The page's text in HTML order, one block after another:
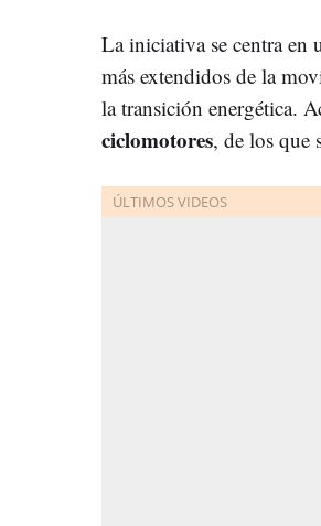
La iniciativa se centra en
más extendidos de la
la transición energética.
ciclomotores, de los que